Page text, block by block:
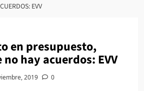
EVV
en presupuesto,
hay acuerdos: EVV
2019 0